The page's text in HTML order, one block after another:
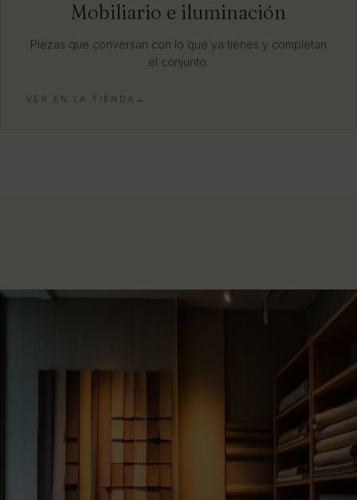
Mobiliario e iluminación
Piezas que conversan con lo que ya tienes y completan
el conjunto.
VER EN LA TIENDA→